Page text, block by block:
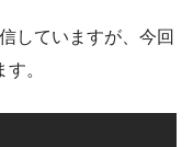
していますが、今回
。